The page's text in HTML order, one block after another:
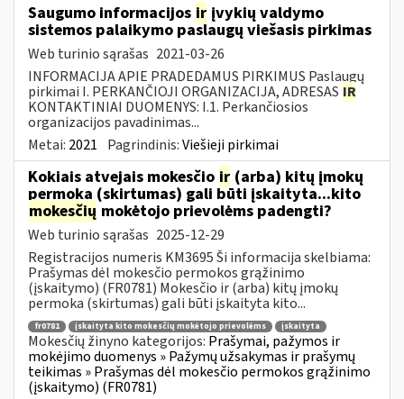
Saugumo informacijos ir įvykių valdymo
sistemos palaikymo paslaugų viešasis pirkimas
Web turinio sąrašas 2021-03-26
INFORMACIJA APIE PRADEDAMUS PIRKIMUS Paslaugų
pirkimai I. PERKANČIOJI ORGANIZACIJA, ADRESAS IR
KONTAKTINIAI DUOMENYS: I.1. Perkančiosios
organizacijos pavadinimas...
Metai: 2021 Pagrindinis:Viešieji pirkimai
Kokiais atvejais mokesčio ir (arba) kitų įmokų
permoka (skirtumas) gali būti įskaityta...kito
mokesčių mokėtojo prievolėms padengti?
Web turinio sąrašas 2025-12-29
Registracijos numeris KM3695 Ši informacija skelbiama:
Prašymas dėl mokesčio permokos grąžinimo
(įskaitymo) (FR0781) Mokesčio ir (arba) kitų įmokų
permoka (skirtumas) gali būti įskaityta kito...
fr0781 įskaityta kito mokesčių mokėtojo prievolėms įskaityta
Mokesčių žinyno kategorijos: Prašymai, pažymos ir
mokėjimo duomenys » Pažymų užsakymas ir prašymų
teikimas » Prašymas dėl mokesčio permokos grąžinimo
(įskaitymo) (FR0781)